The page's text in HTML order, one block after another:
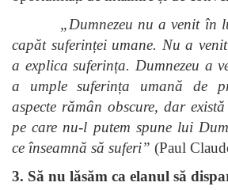
„Dumnezeu nu a venit în
capăt suferinței umane. Nu a
a explica suferința. Dumnezeu a
a umple suferința umană de
aspecte rămân obscure, dar
pe care nu-l putem spune lui
ce înseamnă să suferi” (Paul
3. Să nu lăsăm ca elanul să